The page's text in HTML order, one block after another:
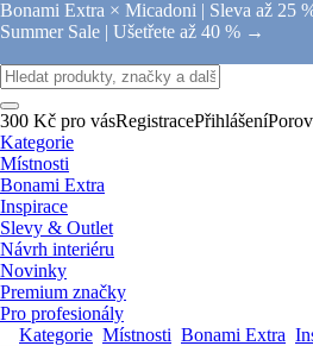
Bonami Extra × Micadoni | Sleva až 25
Summer Sale | Ušetřete až 40 % →
300 Kč pro vásRegistracePřihlášení
Kategorie
Místnosti
Bonami Extra
Inspirace
Slevy & Outlet
Návrh interiéru
Novinky
Premium značky
Pro profesionály
Kategorie Místnosti Bonami Extra